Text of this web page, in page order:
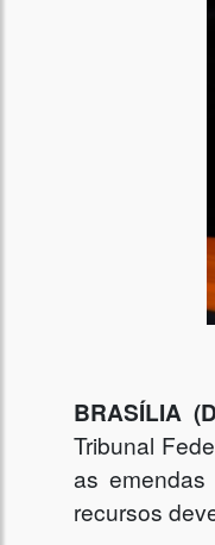
BRASÍLIA
Tribunal
as
recursos